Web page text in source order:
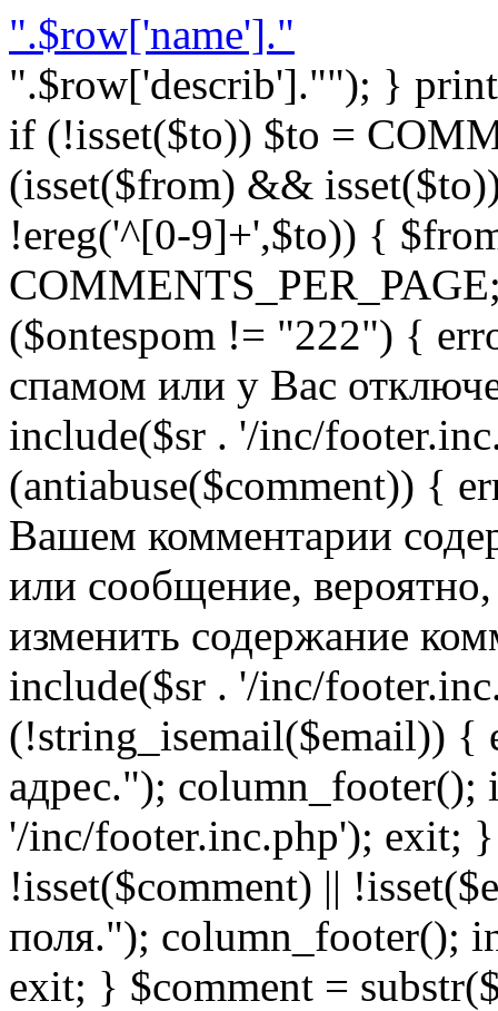
".$row['name']."
".$row['describ'].""); }
if (!isset($to)) $to =
(isset($from) &&
!ereg('^[0-9]+',$to)) {
($ontespom != "222") {
спамом или у Вас
include($sr . '/inc/
(antiabuse($comment)) {
Вашем комментарии
или сообщение,
изменить содержание
include($sr . '/inc/
(!string_isemail($email)) {
адрес."); column_footer();
'/inc/footer.inc.php'); exit;
!isset($comment) ||
поля."); column_footer();
exit; } $comment =